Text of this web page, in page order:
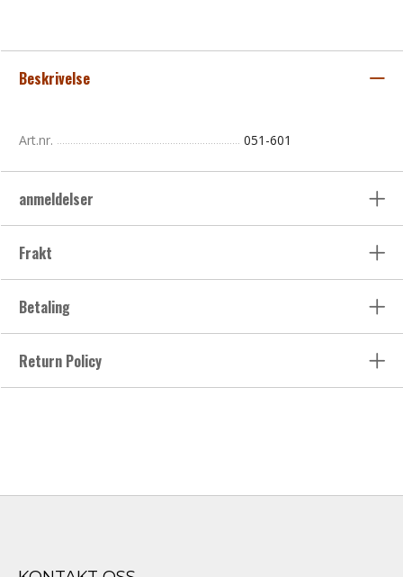
Beskrivelse
Art.nr. 051-601
anmeldelser
Frakt
Betaling
Return Policy